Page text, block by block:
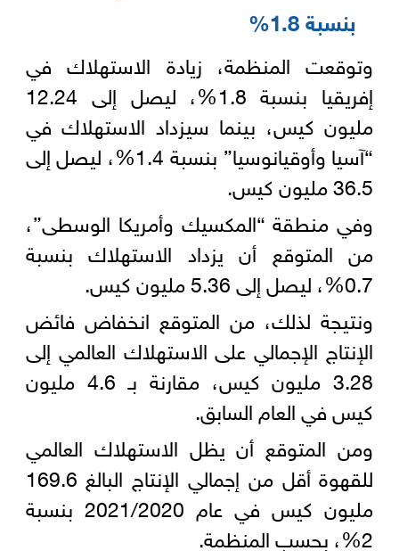
بنسبة 1.8%
وتوقعت المنظمة، زيادة الاستهلاك في
إفريقيا بنسبة 1.8%، ليصل إلى 12.24
مليون كيس، بينما سيزداد الاستهلاك في
“آسيا وأوقيانوسيا” بنسبة 1.4%، ليصل إلى
36.5 مليون كيس.
وفي منطقة “المكسيك وأمريكا الوسطى”،
من المتوقع أن يزداد الاستهلاك بنسبة
0.7%، ليصل إلى 5.36 مليون كيس.
ونتيجة لذلك، من المتوقع انخفاض فائض
الإنتاج الإجمالي على الاستهلاك العالمي إلى
3.28 مليون كيس، مقارنة بـ 4.6 مليون
كيس في العام السابق.
ومن المتوقع أن يظل الاستهلاك العالمي
للقهوة أقل من إجمالي الإنتاج البالغ 169.6
مليون كيس في عام 2021/2020 بنسبة
2%، بحسب المنظمة.